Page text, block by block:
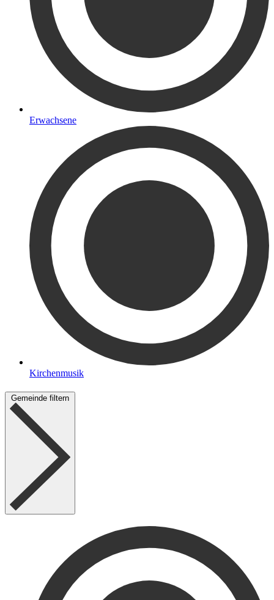
Erwachsene
Kirchenmusik